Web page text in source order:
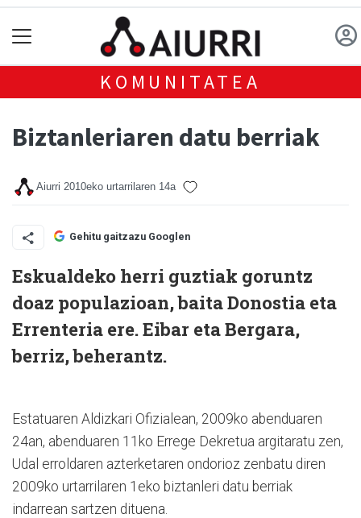
KOMUNITATEA
Biztanleriaren datu berriak
Aiurri 2010eko urtarrilaren 14a
Gehitu gaitzazu Googlen
Eskualdeko herri guztiak goruntz
doaz populazioan, baita Donostia eta
Errenteria ere. Eibar eta Bergara,
berriz, beherantz.
Estatuaren Aldizkari Ofizialean, 2009ko abenduaren
24an, abenduaren 11ko Errege Dekretua argitaratu zen,
Udal erroldaren azterketaren ondorioz zenbatu diren
2009ko urtarrilaren 1eko biztanleri datu berriak
indarrean sartzen dituena.